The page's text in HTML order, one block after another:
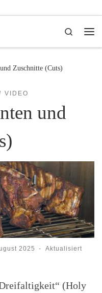
Search
Zuschnitte (Cuts)
VIDEO
und
2025 -
Aktualisiert
(Holy